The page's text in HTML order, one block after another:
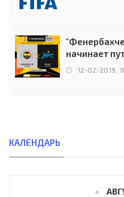
начинает
12-02-2019,
КАЛЕНДАРЬ
«